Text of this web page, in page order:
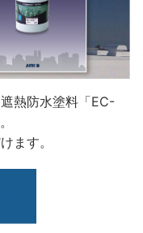
熱防水塗料「EC-
ます。